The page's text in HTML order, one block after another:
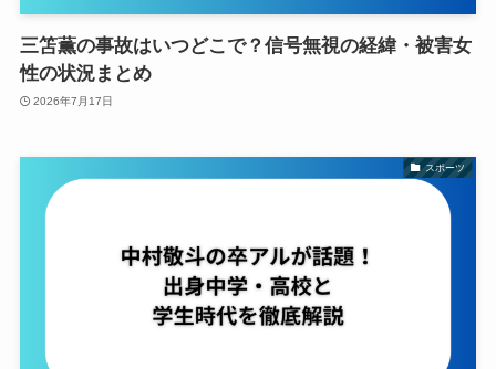
三笘薫の事故はいつどこで？信号無視の経緯・被害女
性の状況まとめ
2026年7月17日
スポーツ